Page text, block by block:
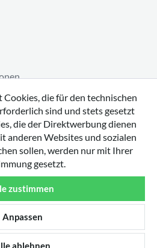
die für den technischen
sind und stets gesetzt
die der Direktwerbung dienen
anderen Websites und sozialen
sollen, werden nur mit Ihrer
gesetzt.